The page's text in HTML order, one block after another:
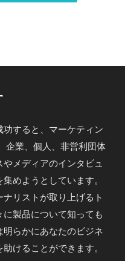
すると、マーケティン
企業、個人、非営利団体
メディアのインタビュ
めようとしています。
リストが取り上げるト
製品について知っても
らかにあなたのビジネ
けることができます。